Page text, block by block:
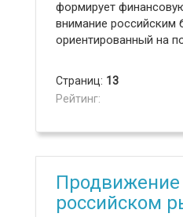
формирует
внимание российским
ориентированный на
Страниц: 13
Рейтинг:
Продвижение
российском